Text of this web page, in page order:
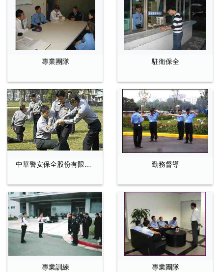
專業團隊 駐衛保全
勤務督導
專業訓練 專業團隊